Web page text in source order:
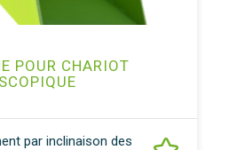
POUR CHARIOT
par inclinaison des